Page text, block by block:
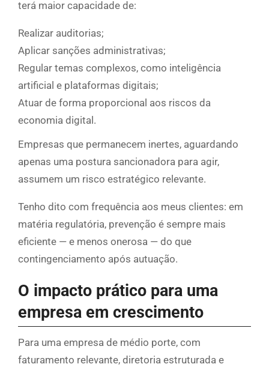
terá maior capacidade de:
Realizar auditorias;
Aplicar sanções administrativas;
Regular temas complexos, como inteligência
artificial e plataformas digitais;
Atuar de forma proporcional aos riscos da
economia digital.
Empresas que permanecem inertes, aguardando
apenas uma postura sancionadora para agir,
assumem um risco estratégico relevante.
Tenho dito com frequência aos meus clientes: em
matéria regulatória, prevenção é sempre mais
eficiente — e menos onerosa — do que
contingenciamento após autuação.
O impacto prático para uma
empresa em crescimento
Para uma empresa de médio porte, com
faturamento relevante, diretoria estruturada e